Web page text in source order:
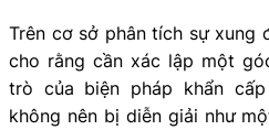
Trên cơ sở phân tích sự xung
cho rằng cần xác lập một
trò của biện pháp khẩn
không nên bị diễn giải như